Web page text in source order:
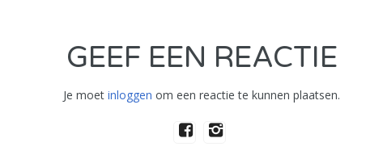
GEEF EEN REACTIE
Je moet inloggen om een reactie te kunnen plaatsen.